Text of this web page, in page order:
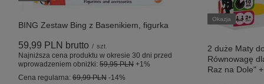
BING Zestaw Bing z Basenikiem, figurka
59,99 PLN brutto / szt.
Najniższa cena produktu w okresie 30 dni przed
wprowadzeniem obniżki: 59,95 PLN +1%
Cena regularna: 69,99 PLN -14%
Okazja
2 duże Maty
Równowagę
Raz na Dole"